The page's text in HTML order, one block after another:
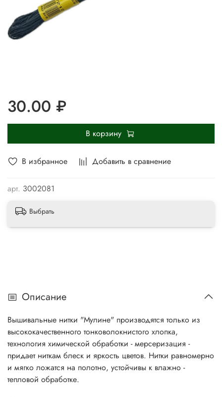
В избранное Добавить в сравнение
арт. 3002081
30.00 ₽
В корзину
Выбрать
Описание
Вышивальные нитки "Мулине" производятся только из
высококачественного тонковолокнистого хлопка,
технология химической обработки - мерсеризация -
придает ниткам блеск и яркость цветов. Нитки равномерно
и мягко ложатся на полотно, устойчивы к влажно -
тепловой обработке.